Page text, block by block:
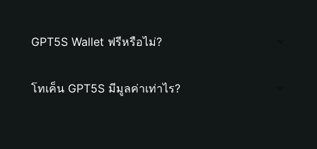
GPT5S Wallet ฟรีหรือไม่?
โทเค็น GPT5S มีมูลค่าเท่าไร?